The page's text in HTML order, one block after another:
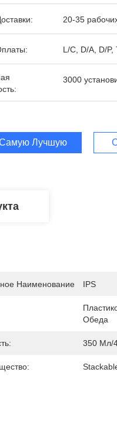
20-35
L/C, D/A, D/P,
3000
Самую Лучшую Цену
Наименование IPS
Обеда
350 Мл/